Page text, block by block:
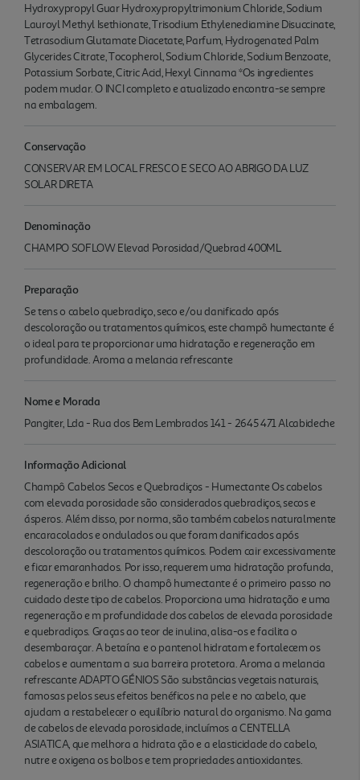
Hydroxypropyl Guar Hydroxypropyltrimonium Chloride, Sodium
Lauroyl Methyl Isethionate, Trisodium Ethylenediamine Disuccinate,
Tetrasodium Glutamate Diacetate, Parfum, Hydrogenated Palm
Glycerides Citrate, Tocopherol, Sodium Chloride, Sodium Benzoate,
Potassium Sorbate, Citric Acid, Hexyl Cinnama *Os ingredientes
podem mudar. O INCI completo e atualizado encontra-se sempre
na embalagem.
Conservação
CONSERVAR EM LOCAL FRESCO E SECO AO ABRIGO DA LUZ
SOLAR DIRETA
Denominação
CHAMPO SOFLOW Elevad Porosidad/Quebrad 400ML
Preparação
Se tens o cabelo quebradiço, seco e/ou danificado após
descoloração ou tratamentos químicos, este champô humectante é
o ideal para te proporcionar uma hidratação e regeneração em
profundidade. Aroma a melancia refrescante
Nome e Morada
Pangiter, Lda - Rua dos Bem Lembrados 141 - 2645 471 Alcabideche
Informação Adicional
Champô Cabelos Secos e Quebradiços - Humectante Os cabelos
com elevada porosidade são considerados quebradiços, secos e
ásperos. Além disso, por norma, são também cabelos naturalmente
encaracolados e ondulados ou que foram danificados após
descoloração ou tratamentos químicos. Podem cair excessivamente
e ficar emaranhados. Por isso, requerem uma hidratação profunda,
regeneração e brilho. O champô humectante é o primeiro passo no
cuidado deste tipo de cabelos. Proporciona uma hidratação e uma
regeneração e m profundidade dos cabelos de elevada porosidade
e quebradiços. Graças ao teor de inulina, alisa-os e facilita o
desembaraçar. A betaína e o pantenol hidratam e fortalecem os
cabelos e aumentam a sua barreira protetora. Aroma a melancia
refrescante ADAPTO GÉNIOS São substâncias vegetais naturais,
famosas pelos seus efeitos benéficos na pele e no cabelo, que
ajudam a restabelecer o equilíbrio natural do organismo. Na gama
de cabelos de elevada porosidade, incluímos a CENTELLA
ASIATICA, que melhora a hidrata ção e a elasticidade do cabelo,
nutre e oxigena os bolbos e tem propriedades antioxidantes.